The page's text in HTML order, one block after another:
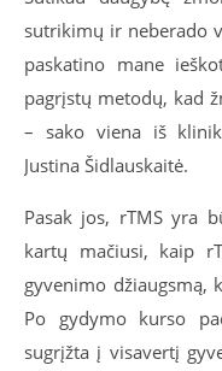
sutrikimų ir neberado
paskatino mane
pagrįstų metodų, kad
– sako viena iš
Justina Šidlauskaitė.
Pasak jos, rTMS yra
kartų mačiusi, kaip
gyvenimo džiaugsmą,
Po gydymo kurso
sugrįžta į visavertį